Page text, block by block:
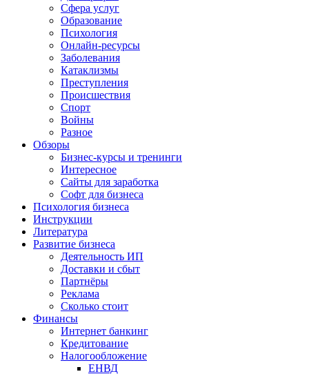
Сфера услуг
Образование
Психология
Онлайн-ресурсы
Заболевания
Катаклизмы
Преступления
Происшествия
Спорт
Войны
Разное
Обзоры
Бизнес-курсы и тренинги
Интересное
Сайты для заработка
Софт для бизнеса
Психология бизнеса
Инструкции
Литература
Развитие бизнеса
Деятельность ИП
Доставки и сбыт
Партнёры
Реклама
Сколько стоит
Финансы
Интернет банкинг
Кредитование
Налогообложение
ЕНВД